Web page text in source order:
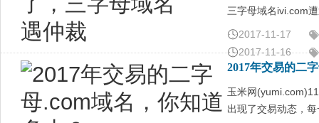
2017-11-17
三字母域名ivi.com
2017-11-16
2017年交易的二
玉米网
出现了交易动态，